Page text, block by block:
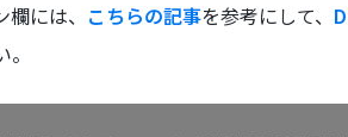
には、 こちらの記事を参考にして、